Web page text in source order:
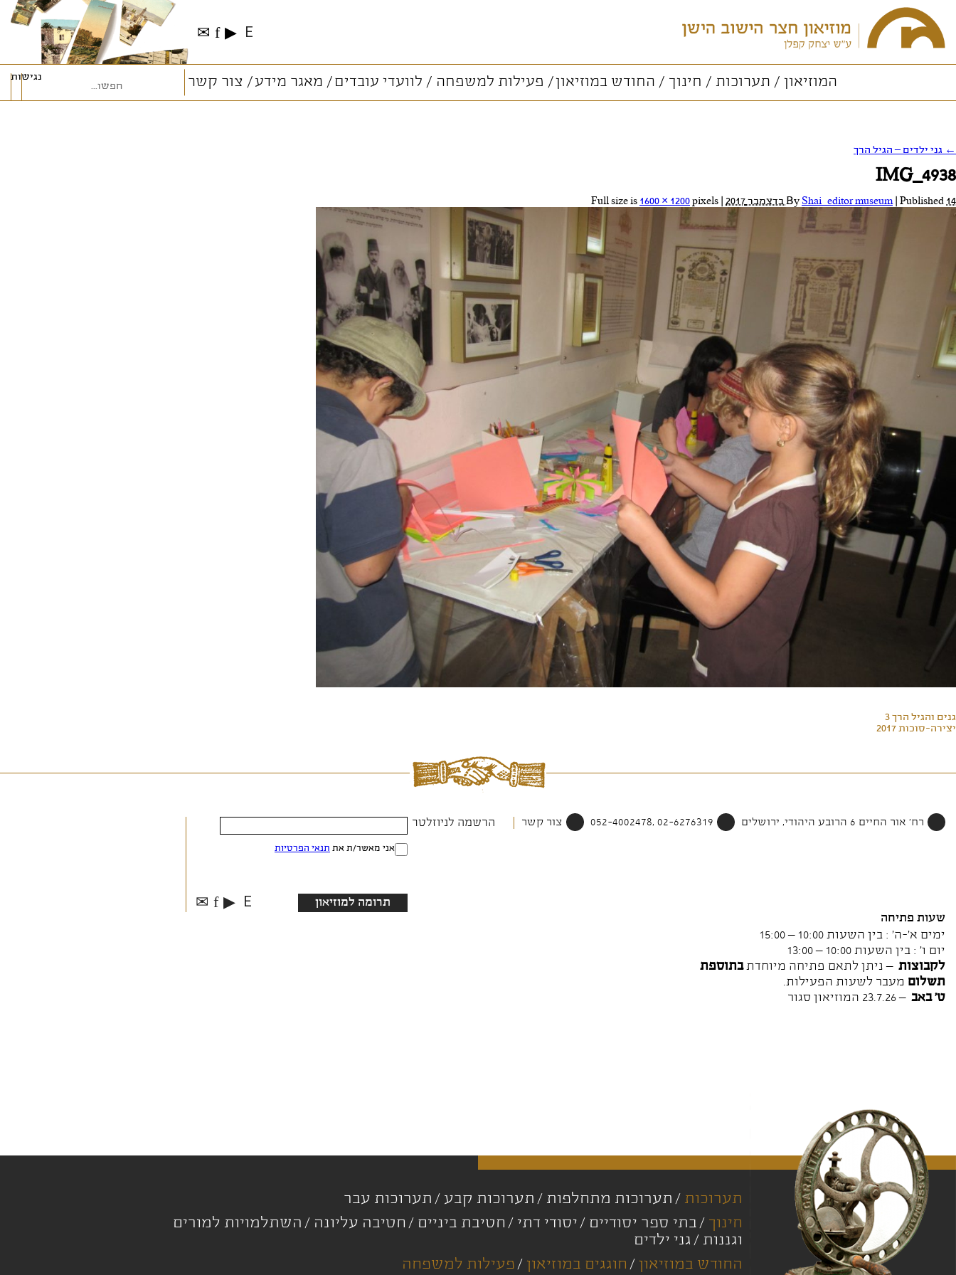
E
▶
f
✉
המוזיאון תערוכות חינוך החודש במוזיאון פעילות למשפחה לוועדי עובדים מאגר מידע צור קשר נגישות
← גני ילדים – הגיל הרך
IMG_4938
By Shai_editor museum Published 14 בדצמבר 2017 1600 × 1200pixels
גנים והגיל הרך 3
יצירה-סוכות 2017
רח' אור החיים 6 הרובע היהודי, ירושלים 02-6276319 ,052-4002478 צור קשר הרשמה לניוזלטר
אני מאשר/ת את תנאי הפרטיות
תרומה למוזיאון E
▶
f
✉
שעות פתיחה
ימים א'-ה' : בין השעות 10:00 – 15:00
יום ו' : בין השעות 10:00 – 13:00
לקבוצות – ניתן לתאם פתיחה מיוחדתבתוספת
תשלום מעבר לשעות הפעילות.
ט' באב– 23.7.26 המוזיאון סגור
תערוכות תערוכות מתחלפות תערוכות קבע
תערוכות עבר
חינוך
בתי ספר יסודיים יסודי דתי חטיבת ביניים חטיבה עליונה
השתלמויות למורים
וגננות
גני ילדים
החודש במוזיאון
חוגגים במוזיאון פעילות למשפחה